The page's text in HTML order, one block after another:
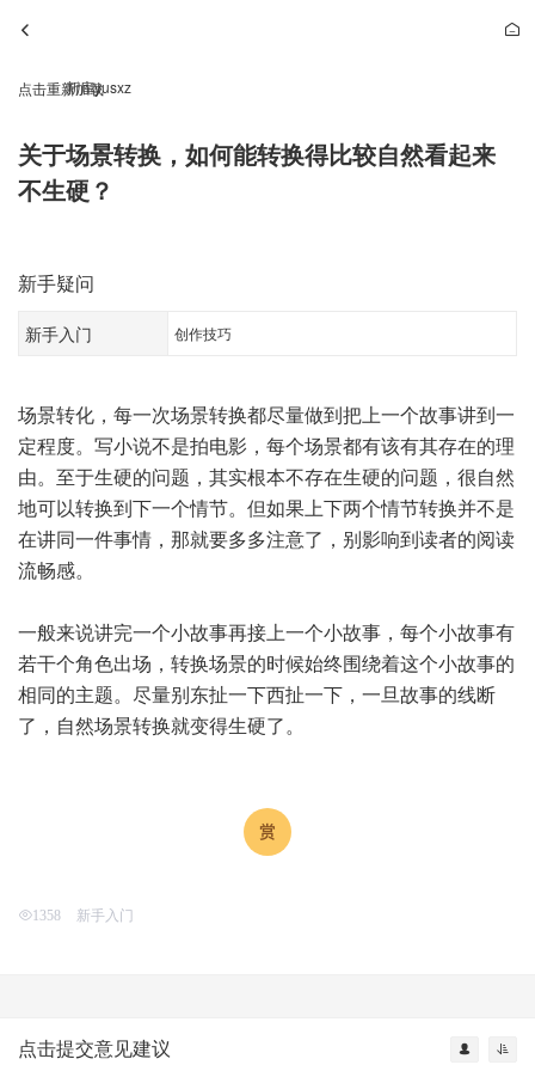
点击重新加载
新库yusxz
关于场景转换，如何能转换得比较自然看起来
不生硬？
新手疑问
新手入门 创作技巧
场景转化，每一次场景转换都尽量做到把上一个故事讲到一
定程度。写小说不是拍电影，每个场景都有该有其存在的理
由。至于生硬的问题，其实根本不存在生硬的问题，很自然
地可以转换到下一个情节。但如果上下两个情节转换并不是
在讲同一件事情，那就要多多注意了，别影响到读者的阅读
流畅感。
一般来说讲完一个小故事再接上一个小故事，每个小故事有
若干个角色出场，转换场景的时候始终围绕着这个小故事的
相同的主题。尽量别东扯一下西扯一下，一旦故事的线断
了，自然场景转换就变得生硬了。
1358 新手入门
点击提交意见建议